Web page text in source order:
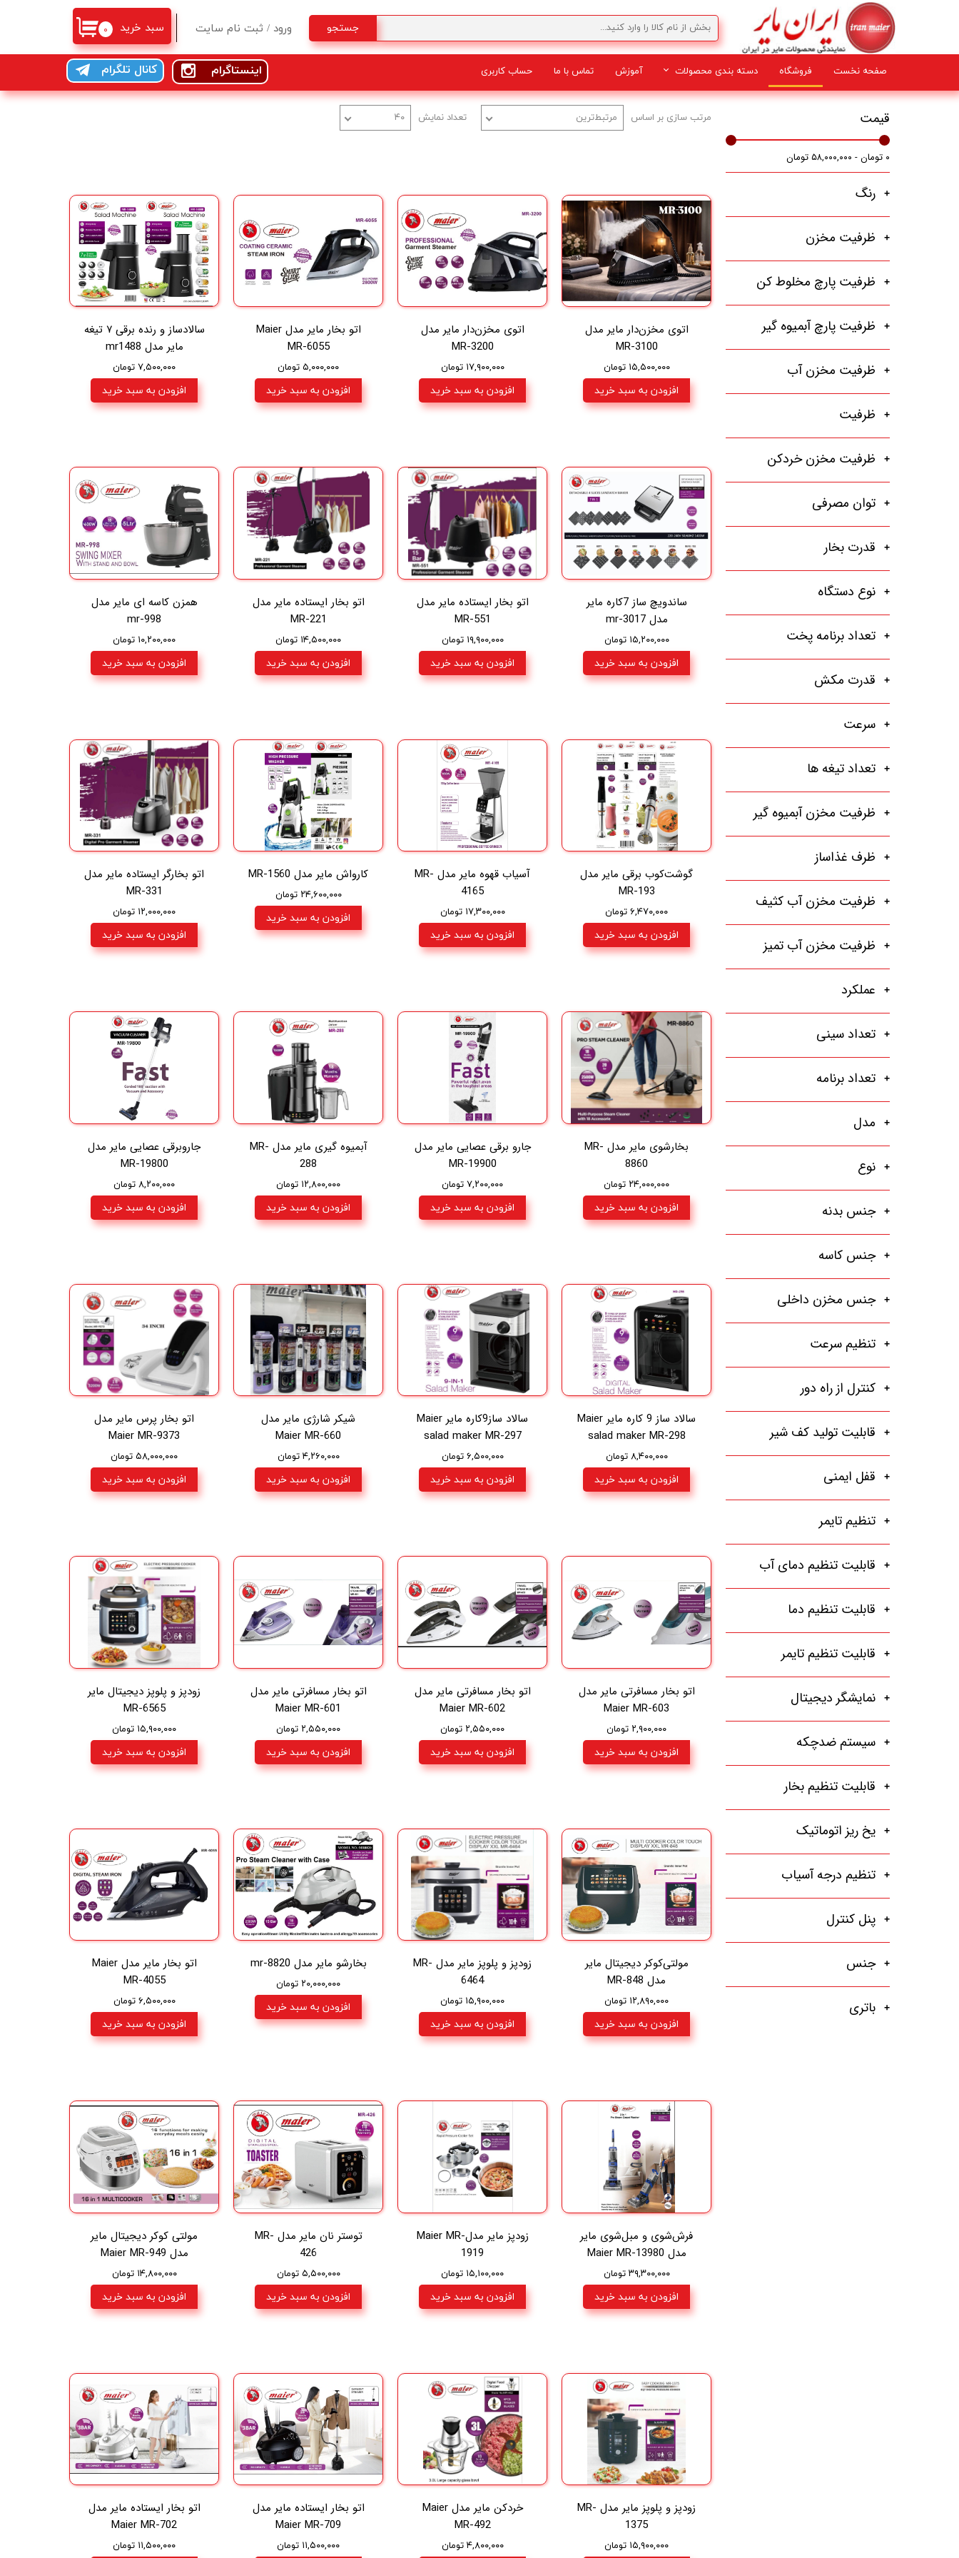
ورود / ثبت نام سایت
تغییر گذر واژه
جستجو
صفحه نخست فروشگاه دسته بندی محصولات آموزش تماس با ما حساب کاربری کانال تلگرام اینستاگرام
۰ سبد خرید
قیمت
۰ تومان - ۵۸,۰۰۰,۰۰۰ تومان
رنگ
ظرفیت مخزن
ظرفیت پارچ مخلوط کن
ظرفیت پارچ آبمیوه گیر
ظرفیت مخزن آب
ظرفیت
ظرفیت مخزن خردکن
توان مصرفی
قدرت بخار
نوع دستگاه
تعداد برنامه پخت
قدرت مکش
سرعت
تعداد تیغه ها
ظرفیت مخزن آبمیوه گیر
ظرف غذاساز
ظرفیت مخزن آب کثیف
ظرفیت مخزن آب تمیز
عملکرد
تعداد سینی
تعداد برنامه
مدل
نوع
جنس بدنه
جنس کاسه
جنس مخزن داخلی
تنظیم سرعت
کنترل از راه دور
قابلیت تولید کف شیر
قفل ایمنی
تنظیم تایمر
قابلیت تنظیم دمای آب
قابلیت تنظیم دما
قابلیت تنظیم تایمر
نمایشگر دیجیتال
سیستم ضدچکه
قابلیت تنظیم بخار
یخ ریز اتوماتیک
تنظیم درجه آسیاب
پنل کنترل
جنس
باتری
مرتب سازی بر اساس مرتبط‌ترین تعداد نمایش ۴۰
اتوی مخزن‌دار مایر مدل
MR-3100
۱۵,۵۰۰,۰۰۰ تومان
افزودن به سبد خرید
اتوی مخزن‌دار مایر مدل
MR-3200
۱۷,۹۰۰,۰۰۰ تومان
افزودن به سبد خرید
اتو بخار مایر مدل Maier
MR-6055
۵,۰۰۰,۰۰۰ تومان
افزودن به سبد خرید
سالادساز و رنده برقی ۷ تیغه
ماير مدل mr1488
۷,۵۰۰,۰۰۰ تومان
افزودن به سبد خرید
ساندویچ ساز 7کاره مایر
مدل mr-3017
۱۵,۲۰۰,۰۰۰ تومان
افزودن به سبد خرید
اتو بخار ایستاده مایر مدل
MR-551
۱۹,۹۰۰,۰۰۰ تومان
افزودن به سبد خرید
اتو بخار ایستاده مایر مدل
MR-221
۱۴,۵۰۰,۰۰۰ تومان
افزودن به سبد خرید
همزن کاسه ای مایر مدل
mr-998
۱۰,۲۰۰,۰۰۰ تومان
افزودن به سبد خرید
گوشت‌کوب برقی مایر مدل
MR-193
۶,۴۷۰,۰۰۰ تومان
افزودن به سبد خرید
آسیاب قهوه مایر مدل MR-
4165
۱۷,۳۰۰,۰۰۰ تومان
افزودن به سبد خرید
کارواش مایر مدل MR-1560
۲۴,۶۰۰,۰۰۰ تومان
افزودن به سبد خرید
اتو بخارگر ایستاده مایر مدل
MR-331
۱۲,۰۰۰,۰۰۰ تومان
افزودن به سبد خرید
بخارشوی مایر مدل MR-
8860
۲۴,۰۰۰,۰۰۰ تومان
افزودن به سبد خرید
جارو برقی عصایی مایر مدل
MR-19900
۷,۲۰۰,۰۰۰ تومان
افزودن به سبد خرید
آبمیوه گیری مایر مدل MR-
288
۱۲,۸۰۰,۰۰۰ تومان
افزودن به سبد خرید
جاروبرقی عصایی مایر مدل
MR-19800
۸,۲۰۰,۰۰۰ تومان
افزودن به سبد خرید
سالاد ساز 9 کاره مایر Maier
salad maker MR-298
۸,۴۰۰,۰۰۰ تومان
افزودن به سبد خرید
سالاد ساز9کاره مایر Maier
salad maker MR-297
۶,۵۰۰,۰۰۰ تومان
افزودن به سبد خرید
شیکر شارژی مایر مدل
Maier MR-660
۴,۲۶۰,۰۰۰ تومان
افزودن به سبد خرید
اتو بخار پرس مایر مدل
Maier MR-9373
۵۸,۰۰۰,۰۰۰ تومان
افزودن به سبد خرید
اتو بخار مسافرتی مایر مدل
Maier MR-603
۲,۹۰۰,۰۰۰ تومان
افزودن به سبد خرید
اتو بخار مسافرتی مایر مدل
Maier MR-602
۲,۵۵۰,۰۰۰ تومان
افزودن به سبد خرید
اتو بخار مسافرتی مایر مدل
Maier MR-601
۲,۵۵۰,۰۰۰ تومان
افزودن به سبد خرید
زودپز و پلوپز دیجیتال مایر
MR-6565
۱۵,۹۰۰,۰۰۰ تومان
افزودن به سبد خرید
مولتی‌کوکر دیجیتال مایر
مدل MR-848
۱۲,۸۹۰,۰۰۰ تومان
افزودن به سبد خرید
زودپز و پلوپز مایر مدل MR-
6464
۱۵,۹۰۰,۰۰۰ تومان
افزودن به سبد خرید
بخارشو مایر مدل mr-8820
۲۰,۰۰۰,۰۰۰ تومان
افزودن به سبد خرید
اتو بخار مایر مدل Maier
MR-4055
۶,۵۰۰,۰۰۰ تومان
افزودن به سبد خرید
فرش‌شوی و مبل‌شوی مایر
مدل Maier MR-13980
۳۹,۳۰۰,۰۰۰ تومان
افزودن به سبد خرید
زودپز مایر مدلMaier MR-
1919
۱۵,۱۰۰,۰۰۰ تومان
افزودن به سبد خرید
توستر نان مایر مدل MR-
426
۵,۵۰۰,۰۰۰ تومان
افزودن به سبد خرید
مولتی کوکر دیجیتال مایر
مدل Maier MR-949
۱۴,۸۰۰,۰۰۰ تومان
افزودن به سبد خرید
زودپز و پلوپز مایر مدل MR-
1375
۱۵,۹۰۰,۰۰۰ تومان
خردکن مایر مدل Maier
MR-492
۴,۸۰۰,۰۰۰ تومان
اتو بخار ایستاده مایر مدل
Maier MR-709
۱۱,۵۰۰,۰۰۰ تومان
اتو بخار ایستاده مایر مدل
Maier MR-702
۱۱,۵۰۰,۰۰۰ تومان